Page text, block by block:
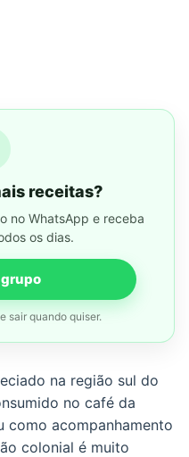
receitas?
no WhatsApp e receba
os dias.
sair quando quiser.
na região sul do
no café da
como acompanhamento
colonial é muito